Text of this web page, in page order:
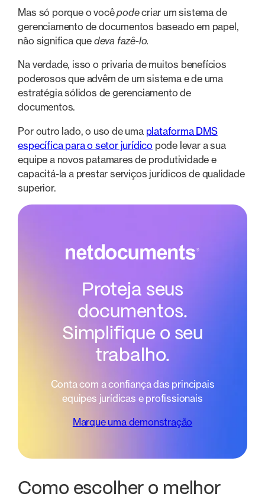
Mas só porque o vocêpodecriar um sistema de
gerenciamento de documentos baseado em papel,
não significa que deva fazê-lo.
Na verdade, isso o privaria de muitos benefícios
poderosos que advêm de um sistema e de uma
estratégia sólidos de gerenciamento de
documentos.
Por outro lado, o uso de uma plataforma DMS
específica para o setor jurídico pode levar a sua
equipe a novos patamares de produtividade e
capacitá-la a prestar serviços jurídicos de qualidade
superior.
Proteja seus
documentos.
Simplifique o seu
trabalho.
Conta com a confiança das principais
equipes jurídicas e profissionais
Marque uma demonstração
Como escolher o melhor